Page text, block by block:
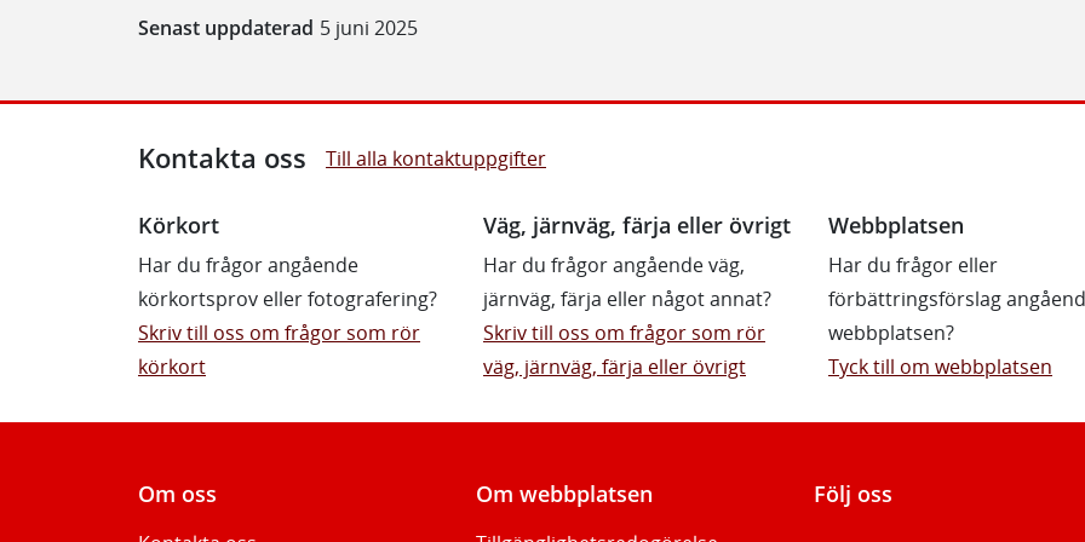
Senast uppdaterad 5 juni 2025
Kontakta oss Till alla kontaktuppgifter
Körkort
Har du frågor angående
körkortsprov eller fotografering?
Skriv till oss om frågor som rör
körkort
Väg, järnväg, färja eller övrigt
Har du frågor angående väg,
järnväg, färja eller något annat?
Skriv till oss om frågor som rör
väg, järnväg, färja eller övrigt
Webbplatsen
Har du frågor eller
förbättringsförslag
webbplatsen?
Tyck till om webbplatsen
Om oss Om webbplatsen Följ oss